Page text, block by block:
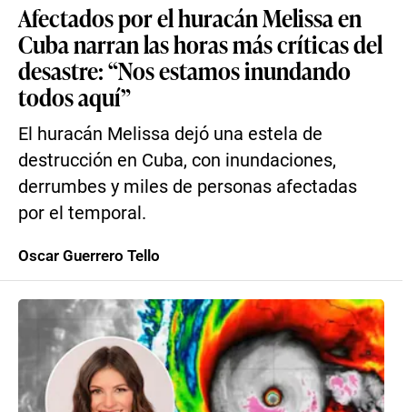
Afectados por el huracán Melissa en
Cuba narran las horas más críticas del
desastre: “Nos estamos inundando
todos aquí”
El huracán Melissa dejó una estela de
destrucción en Cuba, con inundaciones,
derrumbes y miles de personas afectadas
por el temporal.
Oscar Guerrero Tello